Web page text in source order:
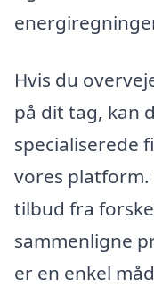
Hvis du
på dit tag, kan
specialiserede
vores
tilbud fra
sammenligne
er en enkel